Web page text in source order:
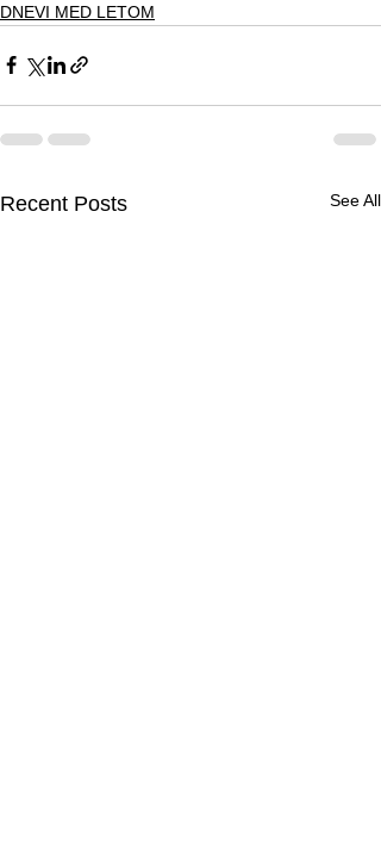
DNEVI MED LETOM
Recent Posts See All